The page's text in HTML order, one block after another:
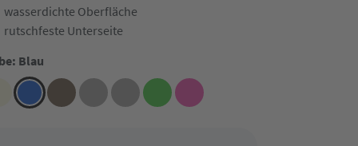
wasserdichte Oberfläche
rutschfeste Unterseite
Blau